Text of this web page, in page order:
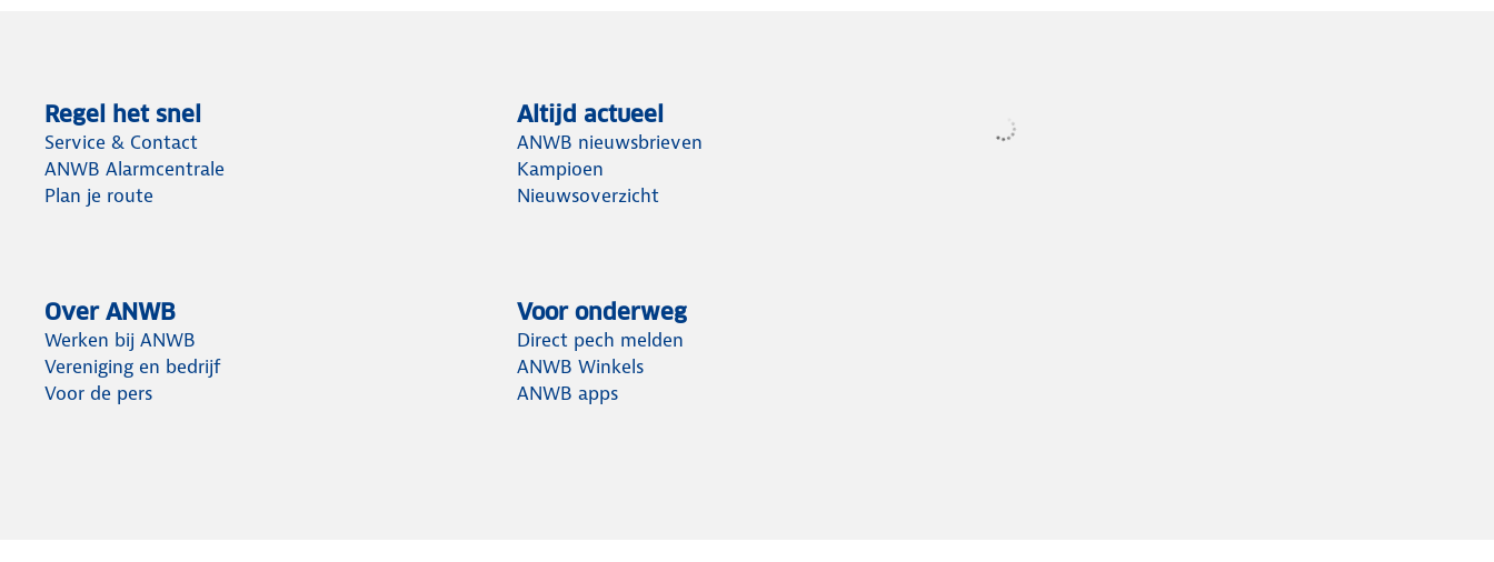
Regel het snel
Service & Contact
ANWB Alarmcentrale
Plan je route
Altijd actueel
ANWB nieuwsbrieven
Kampioen
Nieuwsoverzicht
Over ANWB
Werken bij ANWB
Vereniging en bedrijf
Voor de pers
Voor onderweg
Direct pech melden
ANWB Winkels
ANWB apps